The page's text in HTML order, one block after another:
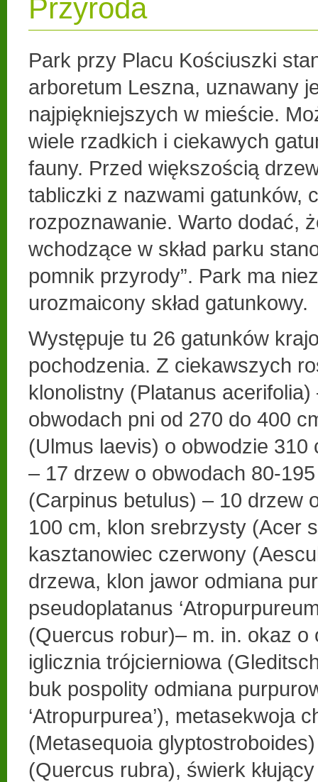
Przyroda
Park przy Placu Kościuszki
arboretum Leszna, uznawany
najpiękniejszych w mieście.
wiele rzadkich i ciekawych
fauny. Przed większością
tabliczki z nazwami gatunków,
rozpoznawanie. Warto dodać,
wchodzące w skład parku
pomnik przyrody”. Park ma
urozmaicony skład gatunkowy.
Występuje tu 26 gatunków
pochodzenia. Z ciekawszych
klonolistny (Platanus
obwodach pni od 270 do 400
(Ulmus laevis) o obwodzie 310
– 17 drzew o obwodach 80-
(Carpinus betulus) – 10 drzew
100 cm, klon srebrzysty (Acer
kasztanowiec czerwony
drzewa, klon jawor odmiana
pseudoplatanus
(Quercus robur)– m. in. okaz o
iglicznia trójcierniowa
buk pospolity odmiana
‘Atropurpurea’), metasekwoja
(Metasequoia
(Quercus rubra), świerk